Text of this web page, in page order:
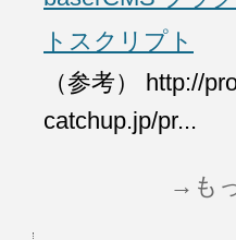
トスクリプト
（参考） http://
catchup.jp/pr...
→も